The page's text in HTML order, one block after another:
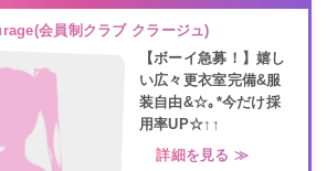
会員制クラブ クラージュ)
【ボーイ急募！】嬉し
い広々更衣室完備&服
装自由&☆｡*今だけ採
用率UP☆↑↑
詳細を見る ≫